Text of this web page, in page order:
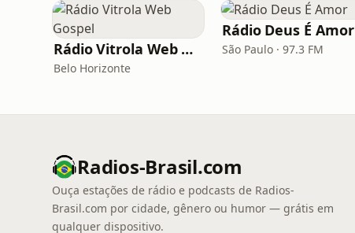
Rádio Vitrola Web Gospel
Belo Horizonte
Rádio Deus É Amor
São Paulo · 97.3 FM
Radios-Brasil.com
Ouça estações de rádio e podcasts de Radios-
Brasil.com por cidade, gênero ou humor — grátis em
qualquer dispositivo.